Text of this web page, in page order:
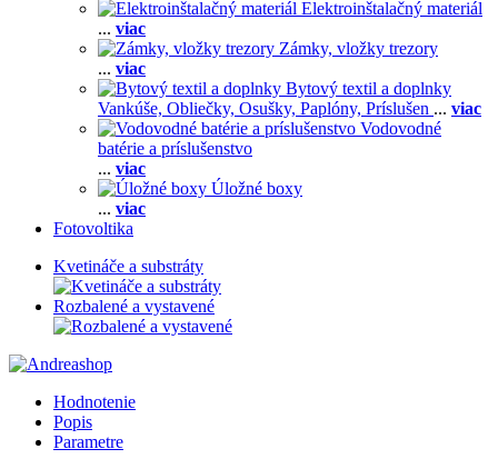
Elektroinštalačný materiál
... viac
Zámky, vložky trezory
... viac
Bytový textil a doplnky
Vankúše, Obliečky, Osušky, Paplóny, Príslušen ... viac
Vodovodné
batérie a príslušenstvo
... viac
Úložné boxy
... viac
Fotovoltika
Kvetináče a substráty
Rozbalené a vystavené
Hodnotenie
Popis
Parametre